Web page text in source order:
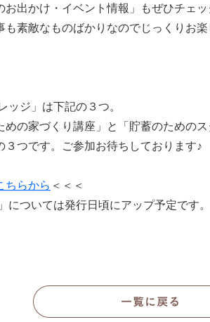
お出かけ・イベント情報」もぜひチェ
素敵なものばかりなのでじっくりお
ッジ」は下記の３つ。
の家づくり講座」と「貯蓄のための
つです。ご参加お待ちしております♪
ちらから ＜＜＜
については発行日頃にアップ予定です。